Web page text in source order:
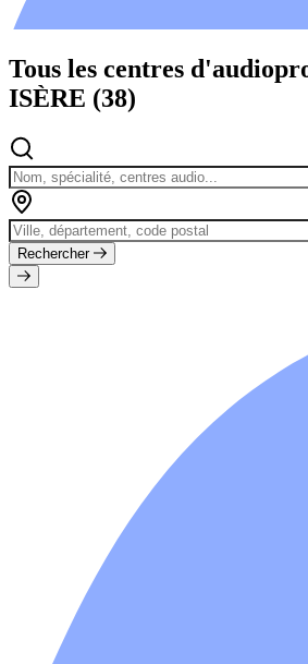
Tous les centres
ISÈRE (38)
Rechercher